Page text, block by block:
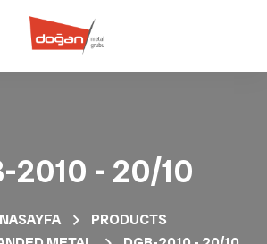
2010 - 20/10
PRODUCTS